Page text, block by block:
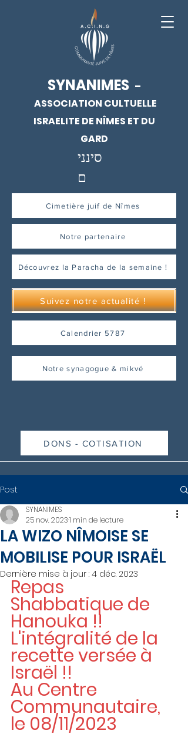
SYNANIMES -
ASSOCIATION CULTUELLE
ISRAELITE DE NÎMES ET DU
GARD
סינני
ם
Cimetière juif de Nîmes
Notre partenaire
Découvrez la Paracha de la semaine !
Suivez notre actualité !
Calendrier 5787
Notre synagogue & mikvé
DONS - COTISATION
Post
LA WIZO NÎMOISE SE
MOBILISE POUR ISRAËL
SYNANIMES
25 nov. 20231 min de lecture
Dernière mise à jour : 4 déc. 2023
Repas
Shabbatique de
Hanouka !!
L'intégralité de la
recette versée à
Israël !!
Au Centre
Communautaire,
le 08/11/2023